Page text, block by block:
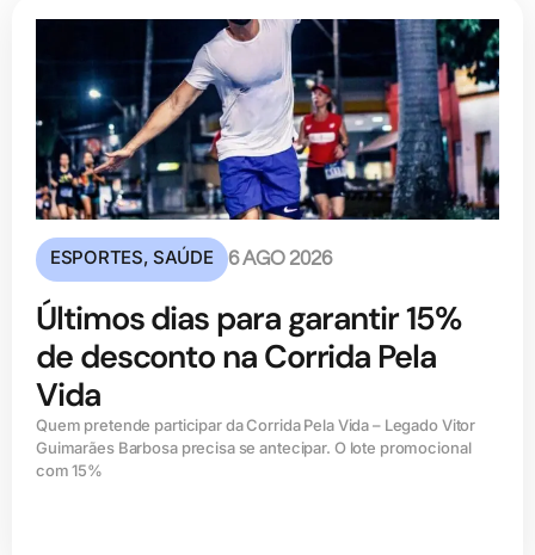
ESPORTES,SAÚDE 6 AGO 2026
Últimos dias para garantir 15%
de desconto na Corrida Pela
Vida
Quem pretende participar da Corrida Pela Vida – Legado Vitor
Guimarães Barbosa precisa se antecipar. O lote promocional
com 15%